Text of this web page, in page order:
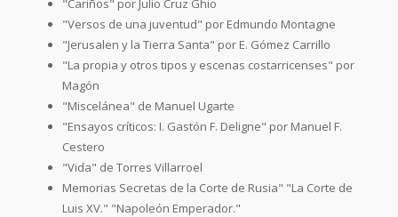
"Versos de una juventud" por Edmundo Montagne
"Jerusalen y la Tierra Santa" por E. Gómez Carrillo
"La propia y otros tipos y escenas costarricenses" por
Magón
"Miscelánea" de Manuel Ugarte
"Ensayos críticos: I. Gastón F. Deligne" por Manuel F.
Cestero
"Vida" de Torres Villarroel
Memorias Secretas de la Corte de Rusia" "La Corte de
Luis XV." "Napoleón Emperador."